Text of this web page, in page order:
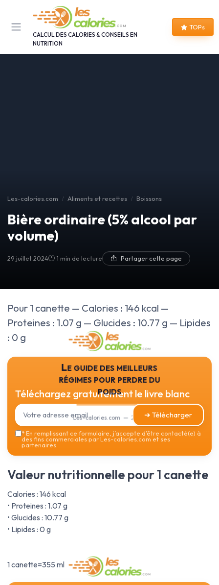
CALCUL DES CALORIES & CONSEILS EN
NUTRITION
TOPs
Les-calories.com Aliments et recettes Boissons
Bière ordinaire (5% alcool par
volume)
29 juillet 2024 1 min de lecture Partager cette page
Pour 1 canette — Calories : 146 kcal —
Proteines : 1.07 g — Glucides : 10.77 g — Lipides
: 0 g
Le guide des meilleurs
régimes pour perdre du
poids
Les-calories.com — 2026
Téléchargez gratuitement le livre blanc
➔ Télécharger
*En remplissant ce formulaire, j’accepte d’être contacté(e) à
des fins commerciales par Les-calories.com et ses
partenaires.
Valeur nutritionnelle pour 1 canette
Calories : 146 kcal
• Proteines : 1.07 g
• Glucides : 10.77 g
• Lipides : 0 g
1 canette=355 ml
Panneau de gestion des cookies